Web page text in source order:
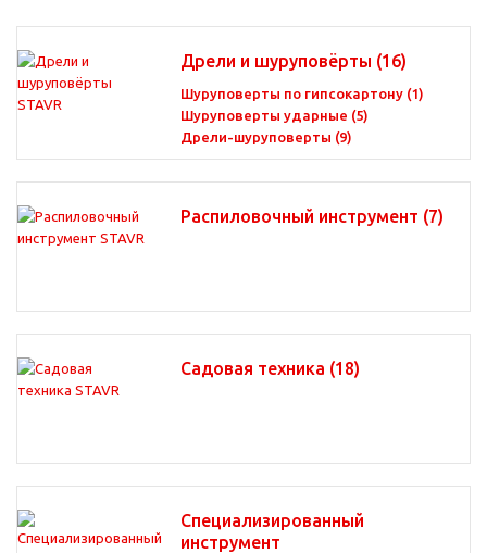
Дрели и шуруповёрты (16)
Шуруповерты по гипсокартону (1)
Шуруповерты ударные (5)
Дрели-шуруповерты (9)
Распиловочный инструмент (7)
Садовая техника (18)
Специализированный
инструмент